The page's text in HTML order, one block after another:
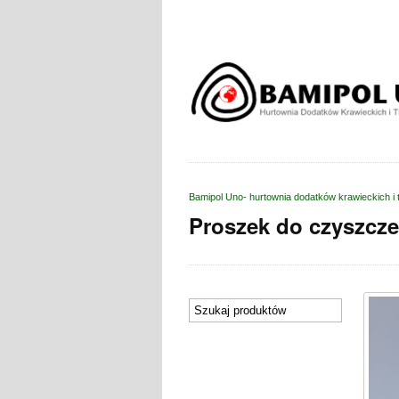
Bamipol Uno- hurtownia dodatków krawieckich i
Proszek do